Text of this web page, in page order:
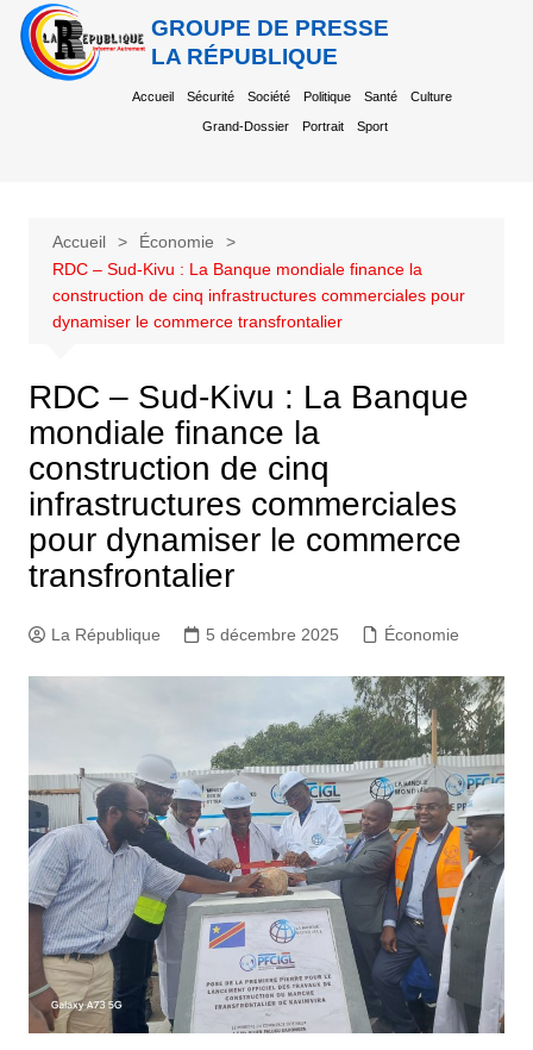
GROUPE DE PRESSE
LA RÉPUBLIQUE
Accueil Sécurité Société Politique Santé Culture
Grand-Dossier Portrait Sport
Accueil
Économie
RDC – Sud-Kivu : La Banque mondiale finance la
construction de cinq infrastructures commerciales pour
dynamiser le commerce transfrontalier
RDC – Sud-Kivu : La Banque
mondiale finance la
construction de cinq
infrastructures commerciales
pour dynamiser le commerce
transfrontalier
La République 5 décembre 2025 Économie